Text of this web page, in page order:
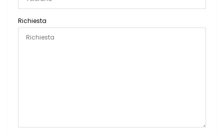
Richiesta